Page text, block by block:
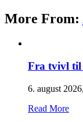
More From:
Fra tvivl til
6. august
Read More